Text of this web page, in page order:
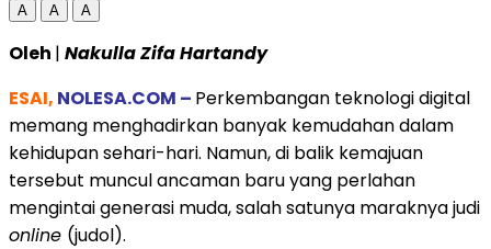
A A A
Oleh | Nakulla Zifa Hartandy
ESAI, NOLESA.COM – Perkembangan teknologi digital
memang menghadirkan banyak kemudahan dalam
kehidupan sehari-hari. Namun, di balik kemajuan
tersebut muncul ancaman baru yang perlahan
mengintai generasi muda, salah satunya maraknya judi
online (judol).